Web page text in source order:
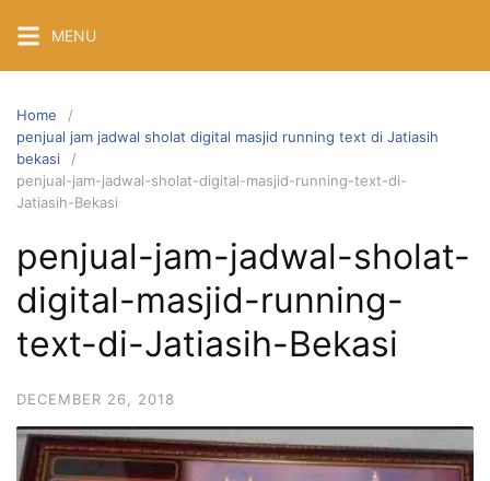
content
MENU
Home
penjual jam jadwal sholat digital masjid running text di Jatiasih
bekasi
penjual-jam-jadwal-sholat-digital-masjid-running-text-di-
Jatiasih-Bekasi
penjual-jam-jadwal-sholat-
digital-masjid-running-
text-di-Jatiasih-Bekasi
DECEMBER 26, 2018